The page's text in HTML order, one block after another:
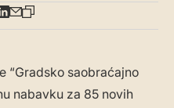
“Gradsko saobraćajno
nabavku za 85 novih